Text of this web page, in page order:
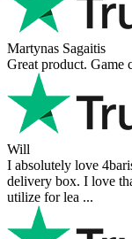
Martynas Sagaitis
Great product. Game
Will
I absolutely love
delivery box. I love
utilize for lea ...